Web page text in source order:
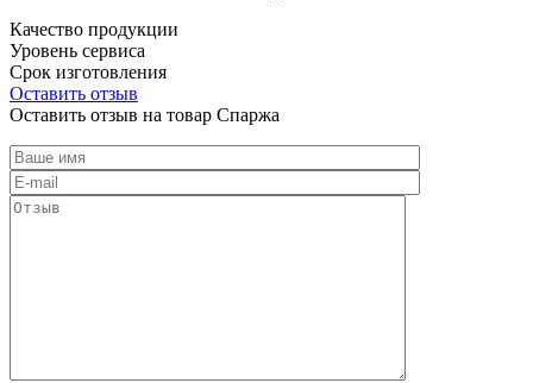
Качество продукции
Уровень сервиса
Срок изготовления
Оставить отзыв
Оставить отзыв на товар Спаржа